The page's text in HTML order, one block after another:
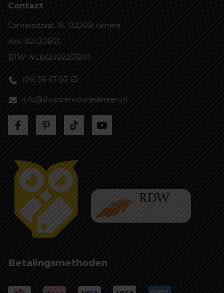
Contact
Camerastraat 19, 1322BB Almere
KvK: 82430853
BTW: NL862468255B01
(06) 38 67 83 63
info@shoppenvooriedereen.nl
Betalingsmethoden